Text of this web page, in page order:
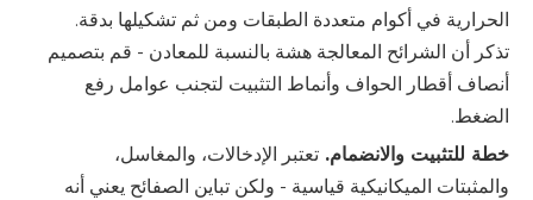
الحرارية في أكوام متعددة الطبقات ومن ثم تشكيلها بدقة.
تذكر أن الشرائح المعالجة هشة بالنسبة للمعادن - قم بتصميم
أنصاف أقطار الحواف وأنماط التثبيت لتجنب عوامل رفع
الضغط.
خطة للتثبيت والانضمام. تعتبر الإدخالات، والمغاسل،
والمثبتات الميكانيكية قياسية - ولكن تباين الصفائح يعني أنه